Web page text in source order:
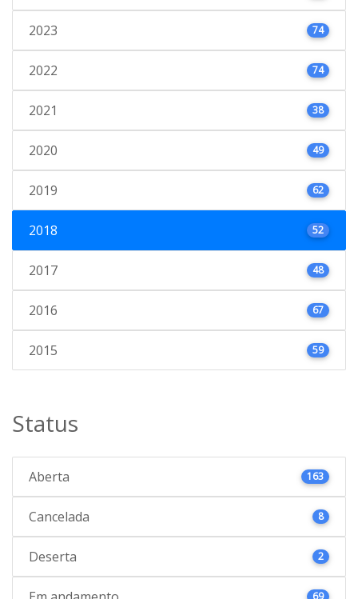
2023 74
2022 74
2021 38
2020 49
2019 62
2018 52
2017 48
2016 67
2015 59
Status
Aberta 163
Cancelada 8
Deserta 2
69